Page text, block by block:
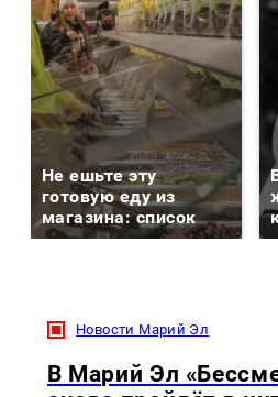
Не ешьте эту
готовую еду из
магазина: список
Новости Марий Эл
В Марий Эл